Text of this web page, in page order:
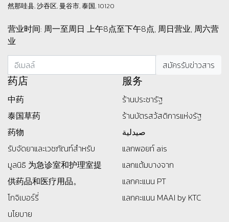
然那哇县, 沙吞区, 曼谷市, 泰国, 10120
营业时间: 周一至周日 上午8点至下午8点, 周日营业, 周六营
业
药店
中药
泰国草药
药物
รับจัดยาและเวชภัณฑ์สำหรับ
มูลนิธิ 为急诊室和护理室提
供药品和医疗用品。
โกจิเบอร์รี่
นโยบาย
服务
ร้านประชารัฐ
ร้านบัตรสว้สดิการแห่งรัฐ
صيدلية
แลกพอยท์ ais
แลกแต้มบางจาก
แลกคะแนน PT
แลกคะแนน MAAI by KTC